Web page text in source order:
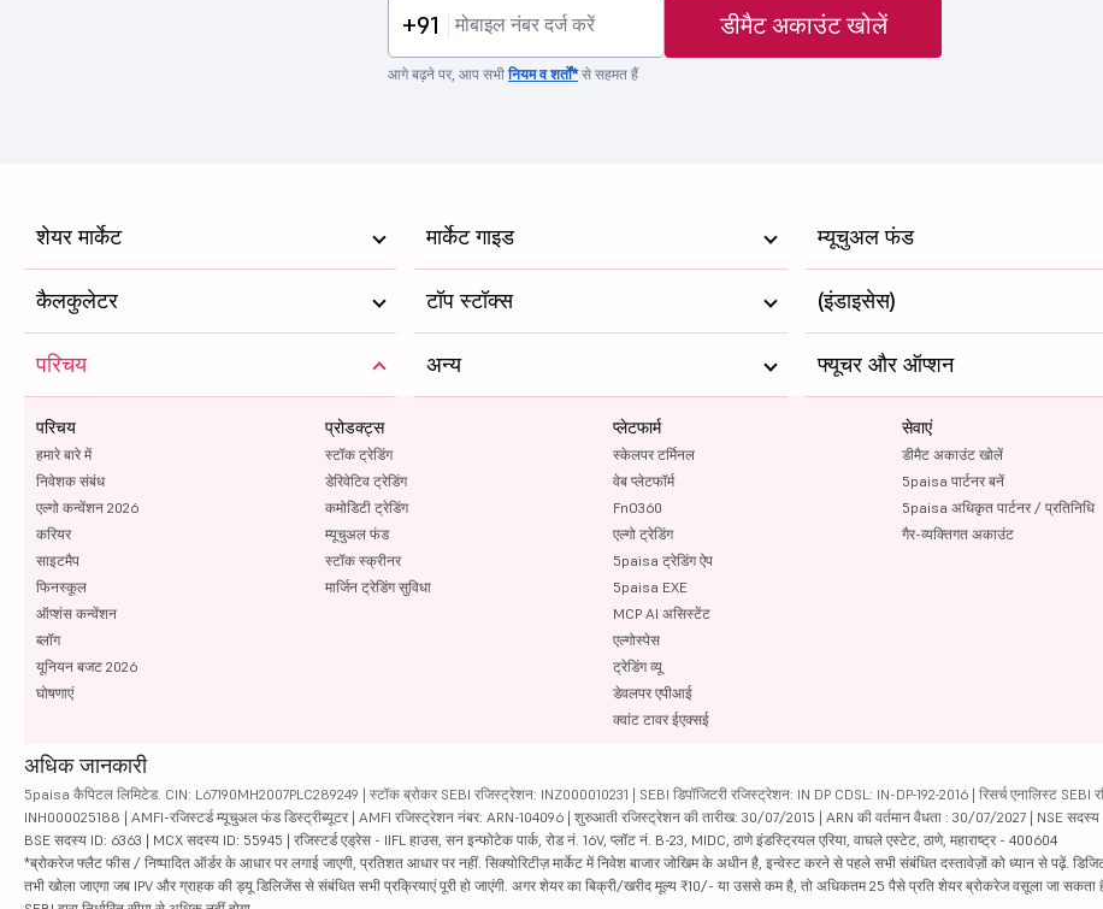
+91 डीमैट अकाउंट खोलें
आगे बढ़ने पर, आप सभीनियम व शर्तों*से सहमत हैं
शेयर मार्केट मार्केट गाइड म्यूचुअल फंड
कैलकुलेटर टॉप स्टॉक्स (इंडाइसेस)
परिचय
परिचय
हमारे बारे में
निवेशक संबंध
एल्गो कन्वेंशन 2026
करियर
साइटमैप
फिनस्कूल
ऑप्शंस कन्वेंशन
ब्लॉग
यूनियन बजट 2026
घोषणाएं
प्रोडक्ट्स
स्टॉक ट्रेडिंग
डेरिवेटिव ट्रेडिंग
कमोडिटी ट्रेडिंग
म्यूचुअल फंड
स्टॉक स्क्रीनर
मार्जिन ट्रेडिंग सुविधा
प्लेटफार्म
स्केलपर टर्मिनल
वेब प्लेटफॉर्म
FnO360
एल्गो ट्रेडिंग
5paisa ट्रेडिंग ऐप
5paisa EXE
MCP AI असिस्टेंट
एल्गोस्पेस
ट्रेडिंग व्यू
डेवलपर एपीआई
क्वांट टावर ईएक्सई
सेवाएं
डीमैट अकाउंट खोलें
5paisa पार्टनर बनें
5paisa अधिकृत पार्टनर / प्रतिनिधि
गैर-व्यक्तिगत अकाउंट
अन्य फ्यूचर और ऑप्शन
अधिक जानकारी
5paisa कैपिटल लिमिटेड. CIN: L67190MH2007PLC289249 | स्टॉक ब्रोकर SEBI रजिस्ट्रेशन: INZ000010231 | SEBI डिपॉजिटरी रजिस्ट्रेशन: IN DP CDSL: IN-DP-192-2016 | रिसर्च एनालिस्ट SEBI
INH000025188 | AMFI-रजिस्टर्ड म्यूचुअल फंड डिस्ट्रीब्यूटर | AMFI रजिस्ट्रेशन नंबर: ARN-104096 | शुरुआती रजिस्ट्रेशन की तारीख: 30/07/2015 | ARN की वर्तमान वैधता : 30/07/2027 | NSE सदस्य
BSE सदस्य ID: 6363 | MCX सदस्य ID: 55945 | रजिस्टर्ड एड्रेस - IIFL हाउस, सन इन्फोटेक पार्क, रोड नं. 16V, प्लॉट नं. B-23, MIDC, ठाणे इंडस्ट्रियल एरिया, वाघले एस्टेट, ठाणे, महाराष्ट्र - 400604
*ब्रोकरेज फ्लैट फीस / निष्पादित ऑर्डर के आधार पर लगाई जाएगी, प्रतिशत आधार पर नहीं. सिक्योरिटीज़ मार्केट में निवेश बाजार जोखिम के अधीन है, इन्वेस्ट करने से पहले सभी संबंधित दस्तावेज़ों को ध्यान से पढ़ें.
तभी खोला जाएगा जब IPV और ग्राहक की ड्यू डिलिजेंस से संबंधित सभी प्रक्रियाएं पूरी हो जाएंगी. अगर शेयर का बिक्री/खरीद मूल्य ₹10/- या उससे कम है, तो अधिकतम 25 पैसे प्रति शेयर ब्रोकरेज वसूला जा सकता